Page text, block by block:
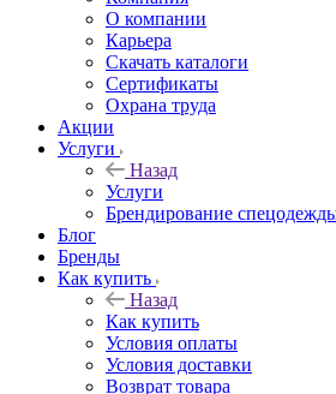
О компании
Карьера
Cкачать каталоги
Сертификаты
Охрана труда
Акции
Услуги
Назад
Услуги
Брендирование
Блог
Бренды
Как купить
Назад
Как купить
Условия оплаты
Условия доставки
Возврат товара